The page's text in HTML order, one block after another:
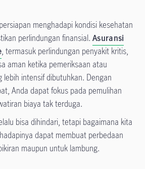
menghadapi kondisi kesehatan
perlindungan finansial. Asuransi
, termasuk perlindungan penyakit kritis,
aman ketika pemeriksaan atau
lebih intensif dibutuhkan. Dengan
Anda dapat fokus pada pemulihan
biaya tak terduga.
bisa dihindari, tetapi bagaimana kita
dapat membuat perbedaan
maupun untuk lambung.